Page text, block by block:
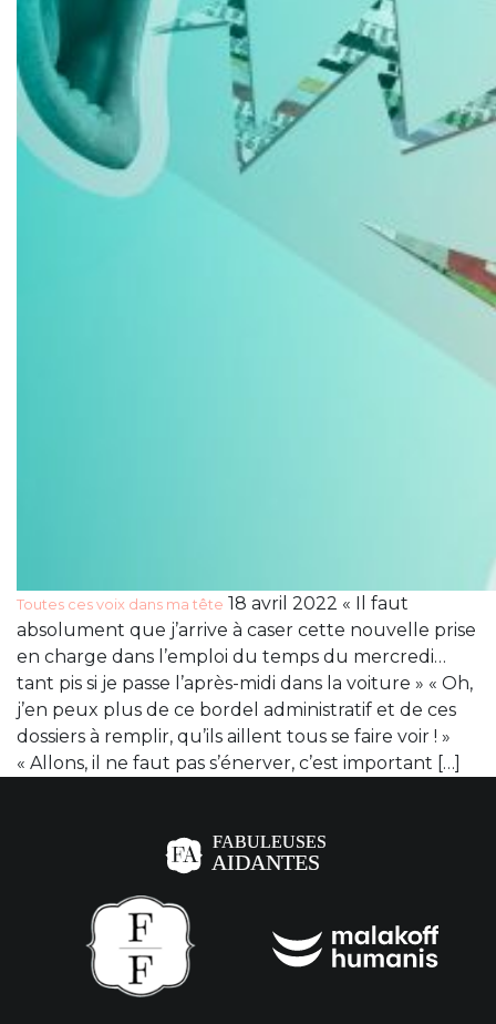
Toutes ces voix dans ma tête 18 avril 2022 « Il faut
absolument que j’arrive à caser cette nouvelle prise
en charge dans l’emploi du temps du mercredi…
tant pis si je passe l’après-midi dans la voiture » « Oh,
j’en peux plus de ce bordel administratif et de ces
dossiers à remplir, qu’ils aillent tous se faire voir ! »
« Allons, il ne faut pas s’énerver, c’est important […]